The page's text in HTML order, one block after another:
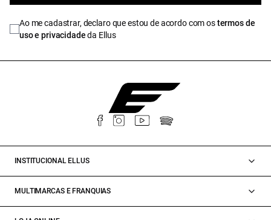
Ao me cadastrar, declaro que estou de acordo com ostermos de
uso e privacidadeda Ellus
INSTITUCIONAL ELLUS
MULTIMARCAS E FRANQUIAS